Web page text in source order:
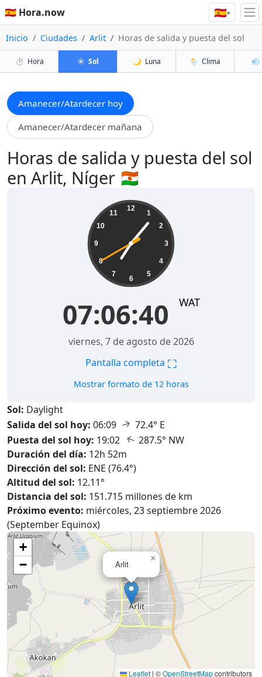
🇪🇸 Hora.now 🇪🇸▾
Inicio Ciudades Arlit Horas de salida y puesta del sol
⏱️ Hora ☀️ Sol 🌙 Luna 🌦️ Clima 💨
Amanecer/Atardecer hoy
Amanecer/Atardecer mañana
Horas de salida y puesta del sol
en Arlit, Níger 🇳🇪
12
1
2
3
4
5
6
7
8
9
10
11
07:06:41 WAT
viernes, 7 de agosto de 2026
Pantalla completa ⛶
Mostrar formato de 12 horas
Sol: Daylight
Salida del sol hoy: 06:09 ↑ 72.4° E
Puesta del sol hoy: 19:02 ↑ 287.5° NW
Duración del día: 12h 52m
Dirección del sol: ENE (76.4°)
Altitud del sol: 12.11°
Distancia del sol: 151.715 millones de km
Próximo evento: miércoles, 23 septiembre 2026
(September Equinox)
Arlit
×
+
−
Leaflet | ©OpenStreetMapcontributors